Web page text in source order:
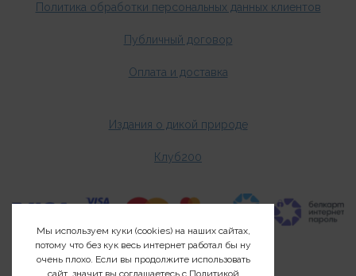
Политика обработки персональных данных клиентов
Публичный договор
Оплата и доставка
Издания о дикой природе
Клуб200
Мы используем куки (cookies) на наших сайтах,
потому что без кук весь интернет работал бы ну
очень плохо. Если вы продолжите использовать
сайт, значит вы соглашаетесь с Политикой